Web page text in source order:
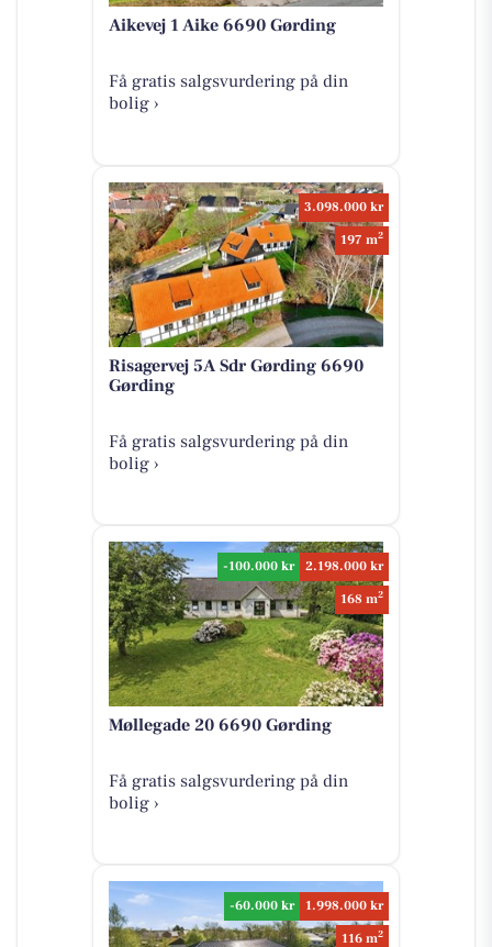
Aikevej 1 Aike 6690 Gørding
Få gratis salgsvurdering på din
bolig ›
3.098.000 kr
197 m2
Risagervej 5A Sdr Gørding 6690
Gørding
Få gratis salgsvurdering på din
bolig ›
-100.000 kr
2.198.000 kr
168 m2
Møllegade 20 6690 Gørding
Få gratis salgsvurdering på din
bolig ›
-60.000 kr
1.998.000 kr
116 m2